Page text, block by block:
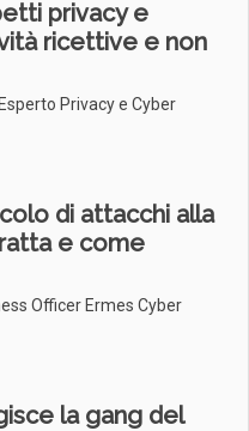
privacy e
ricettive e non
Privacy e Cyber
di attacchi alla
e come
Officer Ermes Cyber
la gang del